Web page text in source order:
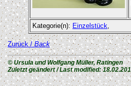
Kategorie(n): Einzelstück,
Zurück /Back
© Ursula und Wolfgang Müller, Ratingen
Zuletzt geändert / Last modified: